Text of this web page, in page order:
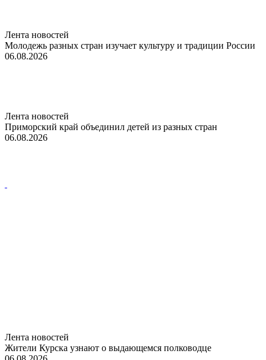
Лента новостей
Молодежь разных стран изучает культуру и традиции России
06.08.2026
Лента новостей
Приморский край объединил детей из разных стран
06.08.2026
Лента новостей
Жители Курска узнают о выдающемся полководце